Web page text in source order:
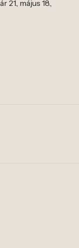
21., május 18.,